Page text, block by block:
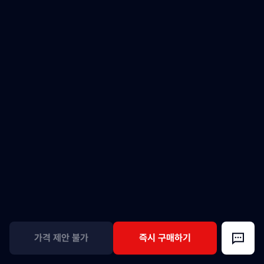
가격 제안 불가 즉시 구매하기